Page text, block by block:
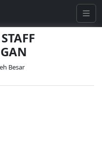
Besar